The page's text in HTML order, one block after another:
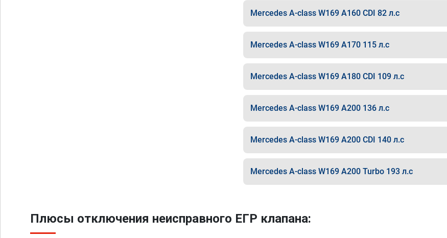
Mercedes A-class W169 A160 CDI 82 л.с
Mercedes A-class W169 A170 115 л.с
Mercedes A-class W169 A180 CDI 109 л.с
Mercedes A-class W169 A200 136 л.с
Mercedes A-class W169 A200 CDI 140 л.с
Mercedes A-class W169 A200 Turbo 193 л.с
Плюсы отключения неисправного ЕГР клапана: